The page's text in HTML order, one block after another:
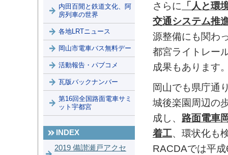
さらに 「人と環
交通システム推
源整備にも関わ
都宮ライトレー
成果もありま
岡山でも県庁通
城後楽園周辺の
成し、 路面電車
着工、環状化も
RACDAでは平
内田百閒と鉄道文化、阿
房列車の世界
各地LRTニュース
岡山市電車バス無料デー
活動報告・パブコメ
瓦版バックナンバー
第16回全国路面電車サミ
ット宇都宮
INDEX
2019 備讃瀬戸アクセ